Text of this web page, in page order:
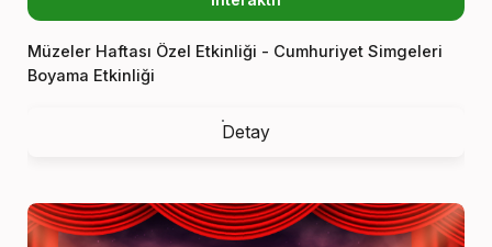
Müzeler Haftası Özel Etkinliği - Cumhuriyet Simgeleri
Boyama Etkinliği
Detay